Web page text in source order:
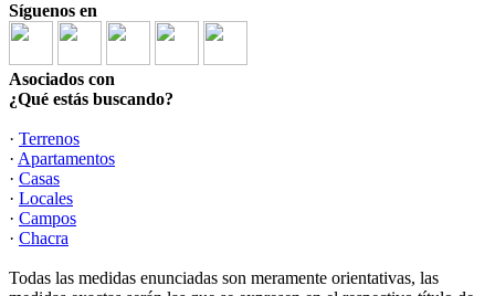
Síguenos en
Asociados con
¿Qué estás buscando?
· Terrenos
· Apartamentos
· Casas
· Locales
· Campos
· Chacra
Todas las medidas enunciadas son meramente orientativas, las